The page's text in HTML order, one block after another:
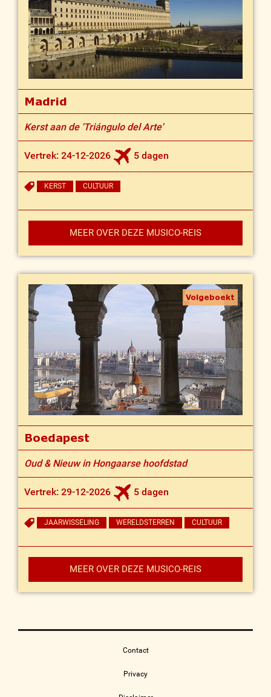
Madrid
Kerst aan de 'Triángulo del Arte'
Vertrek: 24-12-2026 5 dagen
KERST CULTUUR
MEER OVER DEZE MUSICO-REIS
Volgeboekt
Boedapest
Oud & Nieuw in Hongaarse hoofdstad
Vertrek: 29-12-2026 5 dagen
JAARWISSELING WERELDSTERREN CULTUUR
MEER OVER DEZE MUSICO-REIS
Contact
Privacy